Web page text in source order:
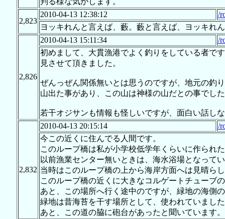
2,823
2010-04-13 12:38:12
/
ヨッキれんと言えば、藪。藪と言えば、ヨッキれ
2,826
2010-04-13 15:11:34
/
初めまして、大貫漁港でよく釣りをしている者で
見させて頂きました。
ぜんっぜん関係無いとは思うのですが、地元の釣
山出た事があり、この山は神様の山だとの事でし
若干オジサンも情報も怪しいですが、面白い話し
2,832
2010-04-13 20:15:14
/
今この近くに住んでる人間です。
このループ橋は私が小学校低学年くらいに作られ
以前漁業センター無いときは、海水浴場となって
当時はこのループ橋の上から海岸方面へは見晴ら
このループ橋の近くに大きなコルゲートチューブ
あと、この場所へ行く途中のですが、緑地の海側
緑地は昔海苔を干す場所として、使われていまし
あと、この道の脇に砲台があったと聞いています。